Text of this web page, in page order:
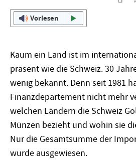
Vorlesen
Kaum ein Land ist im
präsent wie die Schweiz. 30
wenig bekannt. Denn seit 1981
Finanzdepartement nicht mehr
welchen Ländern die Schweiz
Münzen bezieht und wohin sie
Nur die Gesamtsumme der
wurde ausgewiesen.